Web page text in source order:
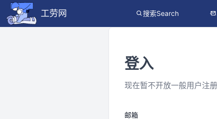
工劳网 搜索Search
登入
现在暂不开放一般用户注册
邮箱